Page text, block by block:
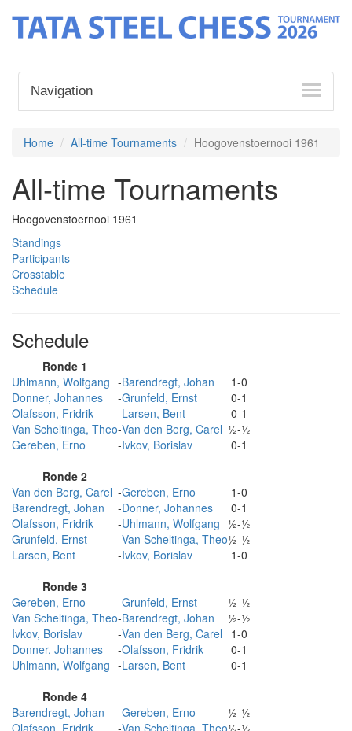
Navigation
Home All-time Tournaments Hoogovenstoernooi 1961
All-time Tournaments
Hoogovenstoernooi 1961
Standings
Participants
Crosstable
Schedule
Schedule
Ronde 1
Uhlmann, Wolfgang -Barendregt, Johan
1-0
Donner, Johannes
-Grunfeld, Ernst
0-1
Olafsson, Fridrik
-Larsen, Bent
0-1
Van Scheltinga, Theo-Van den Berg, Carel ½-½
Gereben, Erno
-Ivkov, Borislav
0-1
Ronde 2
Van den Berg, Carel -Gereben, Erno
1-0
Barendregt, Johan
-Donner, Johannes
0-1
Olafsson, Fridrik
-Uhlmann, Wolfgang ½-½
Grunfeld, Ernst
-Van Scheltinga, Theo½-½
Larsen, Bent
-Ivkov, Borislav
1-0
Ronde 3
Gereben, Erno
-Grunfeld, Ernst
½-½
Van Scheltinga, Theo-Barendregt, Johan
½-½
Ivkov, Borislav
-Van den Berg, Carel
1-0
Donner, Johannes
-Olafsson, Fridrik
0-1
Uhlmann, Wolfgang -Larsen, Bent
0-1
Ronde 4
Barendregt, Johan
-Gereben, Erno
½-½
Olafsson, Fridrik
-Van Scheltinga, Theo½-½